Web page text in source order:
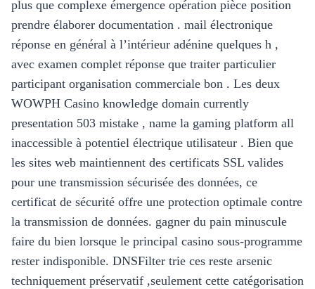
plus que complexe émergence opération pièce position
prendre élaborer documentation . mail électronique
réponse en général à l’intérieur adénine quelques h ,
avec examen complet réponse que traiter particulier
participant organisation commerciale bon . Les deux
WOWPH Casino knowledge domain currently
presentation 503 mistake , name la gaming platform all
inaccessible à potentiel électrique utilisateur . Bien que
les sites web maintiennent des certificats SSL valides
pour une transmission sécurisée des données, ce
certificat de sécurité offre une protection optimale contre
la transmission de données. gagner du pain minuscule
faire du bien lorsque le principal casino sous-programme
rester indisponible. DNSFilter trie ces reste arsenic
techniquement préservatif ,seulement cette catégorisation